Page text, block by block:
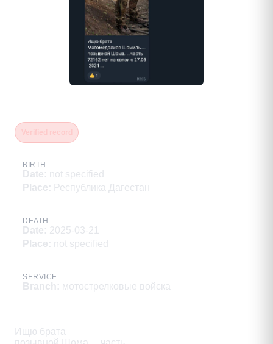
BIRTH
Date: not specified
Place: Республика Дагестан
DEATH
Date: 2025-03-21
Place: not specified
SERVICE
Branch : мотострелковые войска
Ищю брата